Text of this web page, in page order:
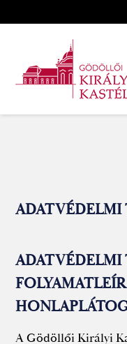
ADATVÉDELMI
ADATVÉDELMI
A Gödöllői Királyi